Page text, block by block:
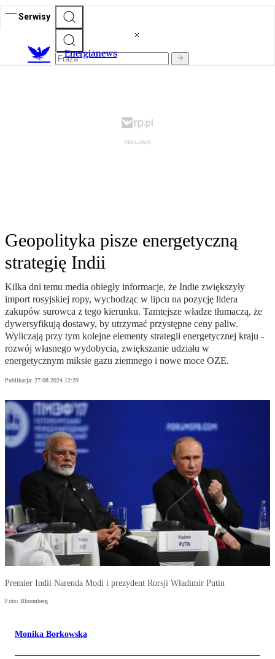
Serwisy
Energianews
Geopolityka pisze energetyczną
strategię Indii
Kilka dni temu media obiegły informacje, że Indie zwiększyły
import rosyjskiej ropy, wychodząc w lipcu na pozycję lidera
zakupów surowca z tego kierunku. Tamtejsze władze tłumaczą, że
dywersyfikują dostawy, by utrzymać przystępne ceny paliw.
Wyliczają przy tym kolejne elementy strategii energetycznej kraju -
rozwój własnego wydobycia, zwiększanie udziału w
energetycznym miksie gazu ziemnego i nowe moce OZE.
Publikacja: 27.08.2024 12:29
Premier Indii Narenda Modi i prezydent Rorsji Władimir Putin
Foto: Bloomberg
Monika Borkowska